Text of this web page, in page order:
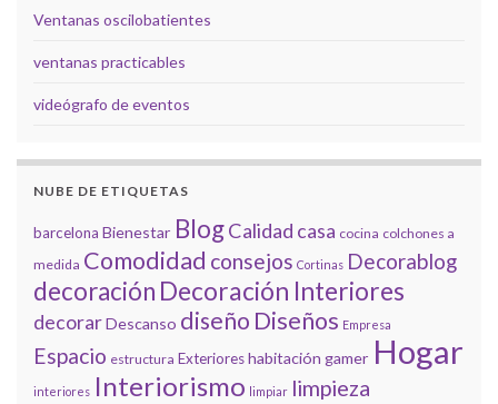
Ventanas oscilobatientes
ventanas practicables
videógrafo de eventos
NUBE DE ETIQUETAS
barcelona Bienestar BlogCalidad casa cocina colchones a
medida Comodidad consejos Cortinas Decorablog
decoración Decoración Interiores
decorarDescanso diseño Diseños Empresa
Espacio estructura Exterioreshabitación gamer Hogar
interiores Interiorismo limpiar limpieza